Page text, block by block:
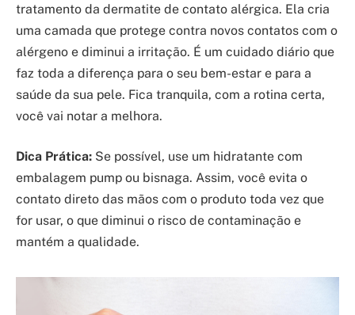
tratamento da dermatite de contato alérgica. Ela cria
uma camada que protege contra novos contatos com o
alérgeno e diminui a irritação. É um cuidado diário que
faz toda a diferença para o seu bem-estar e para a
saúde da sua pele. Fica tranquila, com a rotina certa,
você vai notar a melhora.
Dica Prática: Se possível, use um hidratante com
embalagem pump ou bisnaga. Assim, você evita o
contato direto das mãos com o produto toda vez que
for usar, o que diminui o risco de contaminação e
mantém a qualidade.